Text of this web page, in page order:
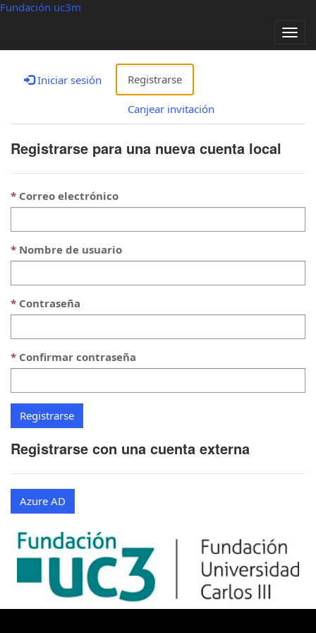
Fundación uc3m
Iniciar sesión Registrarse
Canjear invitación
Registrarse para una nueva cuenta local
Correo electrónico
Nombre de usuario
Contraseña
Confirmar contraseña
Registrarse con una cuenta externa
Azure AD